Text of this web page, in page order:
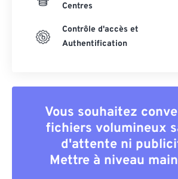
Centres
Contrôle d'accès et
Authentification
Vous souhaitez
fichiers volumineux
d'attente ni
Mettre à niveau